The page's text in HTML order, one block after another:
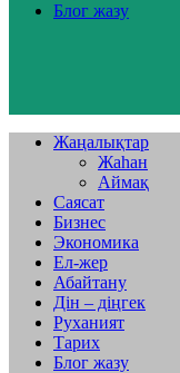
Блог жазу
Жаңалықтар
Жаһан
Аймақ
Саясат
Бизнес
Экономика
Ел-жер
Абайтану
Дін – діңгек
Руханият
Тарих
Блог жазу